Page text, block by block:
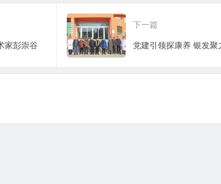
家彭崇谷
下一篇